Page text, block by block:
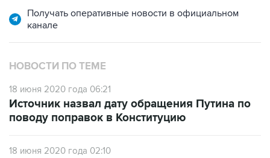
Получать оперативные новости в официальном
канале
НОВОСТИ ПО ТЕМЕ
18 июня 2020 года 06:21
Источник назвал дату обращения Путина по
поводу поправок в Конституцию
18 июня 2020 года 02:10